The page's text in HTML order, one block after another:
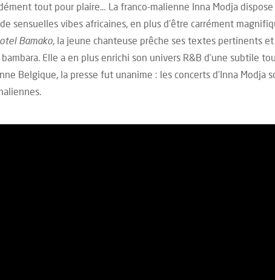
tout pour plaire… La franco-malienne Inna Modja dispose
sensuelles vibes africaines, en plus d’être carrément
Bamako, la jeune chanteuse prêche ses textes pertinents
Elle a en plus enrichi son univers R&B d’une subtile
Belgique, la presse fut unanime : les concerts d’Inna Modja